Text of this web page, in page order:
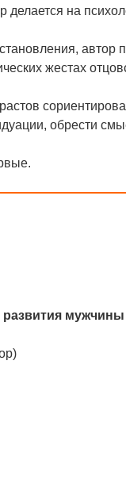
на
автор
жестах
обрести
развития мужчины